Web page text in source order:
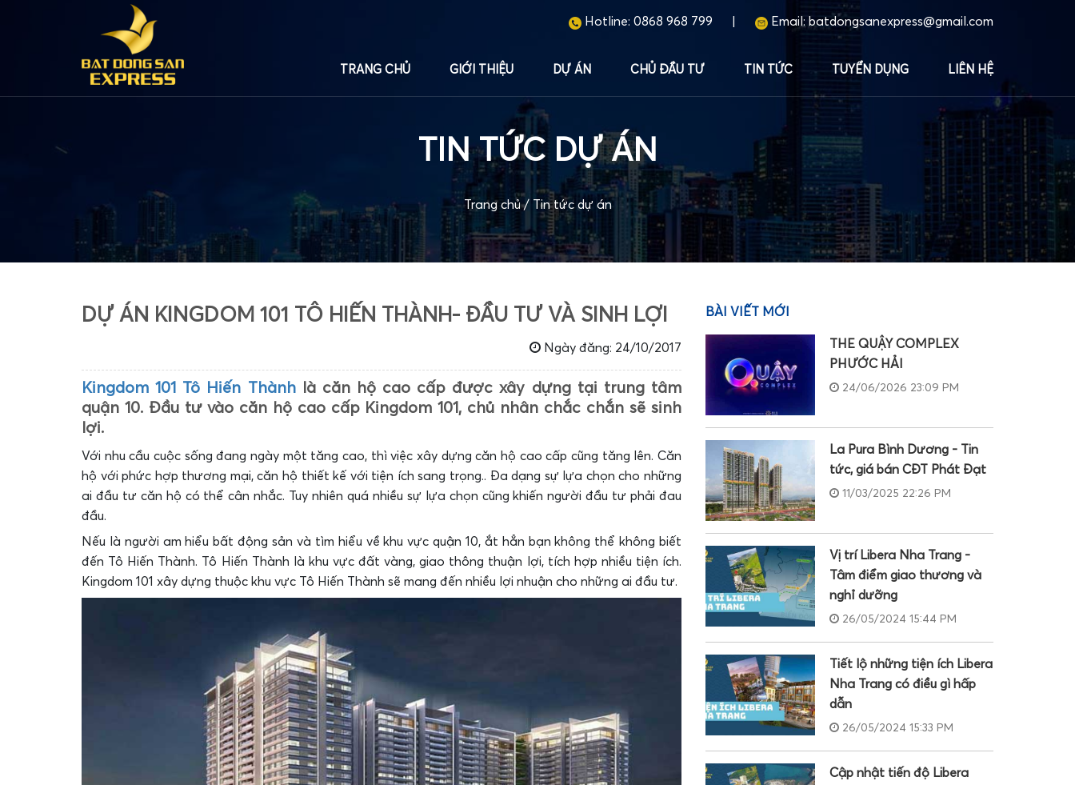
Hotline: 0868 968 799 Email: batdongsanexpress@gmail.com
TRANG CHỦ GIỚI THIỆU DỰ ÁN CHỦ ĐẦU TƯ TIN TỨC TUYỂN DỤNG LIÊN HỆ
TIN TỨC DỰ ÁN
Trang chủ/ Tin tức dự án
DỰ ÁN KINGDOM 101 TÔ HIẾN THÀNH- ĐẦU TƯ VÀ SINH LỢI
Ngày đăng: 24/10/2017
Kingdom 101 Tô Hiến Thànhlà căn hộ cao cấp được xây dựng tại trung tâm
quận 10. Đầu tư vào căn hộ cao cấp Kingdom 101, chủ nhân chắc chắn sẽ sinh
lợi.
Với nhu cầu cuộc sống đang ngày một tăng cao, thì việc xây dựng căn hộ cao cấp cũng tăng lên. Căn
hộ với phức hợp thương mại, căn hộ thiết kế với tiện ích sang trọng.. Đa dạng sự lựa chọn cho những
ai đầu tư căn hộ có thể cân nhắc. Tuy nhiên quá nhiều sự lựa chọn cũng khiến người đầu tư phải đau
đầu.
Nếu là người am hiểu bất động sản và tìm hiểu về khu vực quận 10, ắt hẳn bạn không thể không biết
đến Tô Hiến Thành. Tô Hiến Thành là khu vực đất vàng, giao thông thuận lợi, tích hợp nhiều tiện ích.
Kingdom 101 xây dựng thuộc khu vực Tô Hiến Thành sẽ mang đến nhiều lợi nhuận cho những ai đầu tư.
BÀI VIẾT MỚI
THE QUẬY COMPLEX
PHƯỚC HẢI
24/06/2026 23:09 PM
La Pura Bình Dương - Tin
tức, giá bán CĐT Phát Đạt
11/03/2025 22:26 PM
Vị trí Libera Nha Trang -
Tâm điểm giao thương và
nghỉ dưỡng
26/05/2024 15:44 PM
Tiết lộ những tiện ích Libera
Nha Trang có điều gì hấp
dẫn
26/05/2024 15:33 PM
Cập nhật tiến độ Libera